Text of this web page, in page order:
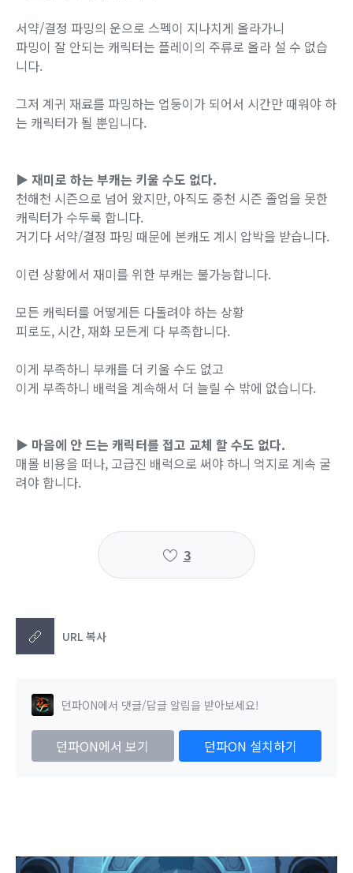
서약/결정 파밍의 운으로 스펙이 지나치게 올라가니
파밍이 잘 안되는 캐릭터는 플레이의 주류로 올라 설 수 없습
니다.
그저 계귀 재료를 파밍하는 업둥이가 되어서 시간만 때워야 하
는 캐릭터가 될 뿐입니다.
▶ 재미로 하는 부캐는 키울 수도 없다.
천해천 시즌으로 넘어 왔지만, 아직도 중천 시즌 졸업을 못한
캐릭터가 수두룩 합니다.
거기다 서약/결정 파밍 때문에 본캐도 계시 압박을 받습니다.
이런 상황에서 재미를 위한 부캐는 불가능합니다.
모든 캐릭터를 어떻게든 다돌려야 하는 상황
피로도, 시간, 재화 모든게 다 부족합니다.
이게 부족하니 부캐를 더 키울 수도 없고
이게 부족하니 배럭을 계속해서 더 늘릴 수 밖에 없습니다.
▶ 마음에 안 드는 캐릭터를 접고 교체 할 수도 없다.
매몰 비용을 떠나, 고급진 배럭으로 써야 하니 억지로 계속 굴
려야 합니다.
3
URL 복사
던파ON에서 댓글/답글 알림을 받아보세요!
던파ON에서 보기 던파ON 설치하기